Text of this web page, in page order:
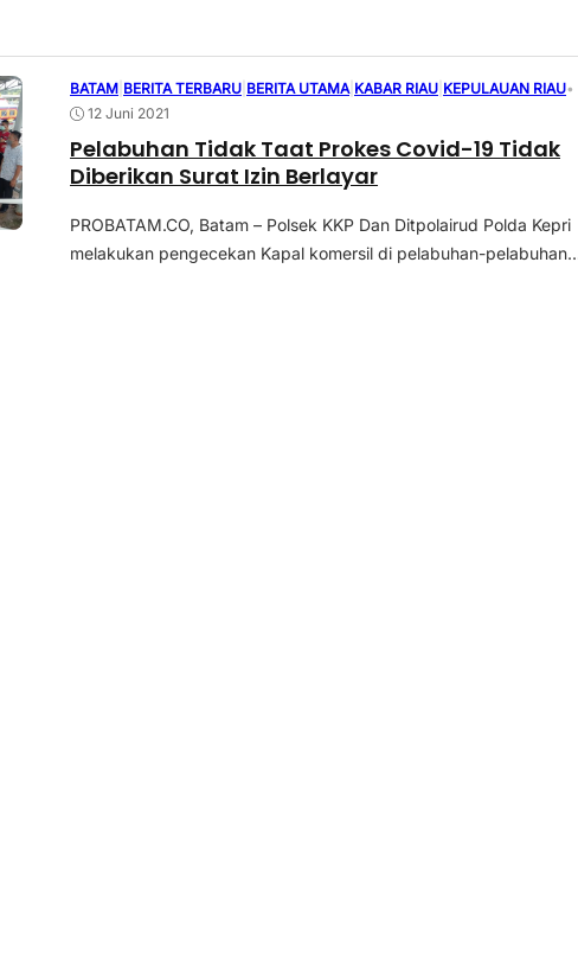
BATAM BERITA TERBARU BERITA UTAMA KABAR RIAU KEPULAUAN RIAU•
12 Juni 2021
Pelabuhan Tidak Taat Prokes Covid-19 Tidak
Diberikan Surat Izin Berlayar
PROBATAM.CO, Batam – Polsek KKP Dan Ditpolairud Polda Kepri
melakukan pengecekan Kapal komersil di pelabuhan-